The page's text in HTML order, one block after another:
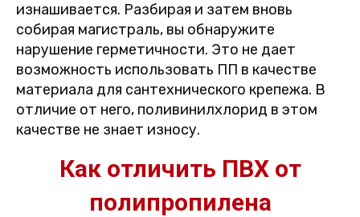
изнашивается. Разбирая и затем вновь
собирая магистраль, вы обнаружите
нарушение герметичности. Это не дает
возможность использовать ПП в качестве
материала для сантехнического крепежа. В
отличие от него, поливинилхлорид в этом
качестве не знает износу.
Как отличить ПВХ от
полипропилена